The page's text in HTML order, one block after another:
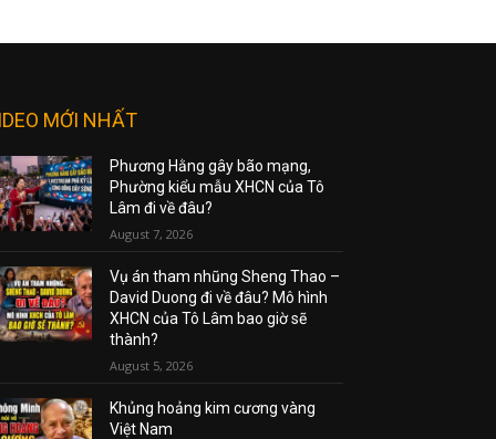
MỚI NHẤT
Phương Hằng gây bão mạng,
Phường kiểu mẫu XHCN của Tô
Lâm đi về đâu?
August 7, 2026
Vụ án tham nhũng Sheng Thao –
David Duong đi về đâu? Mô hình
XHCN của Tô Lâm bao giờ sẽ
thành?
August 5, 2026
Khủng hoảng kim cương vàng
Việt Nam